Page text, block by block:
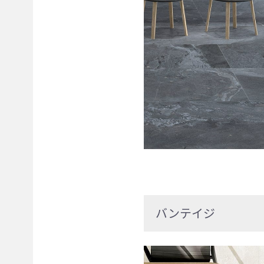
バンテイジ